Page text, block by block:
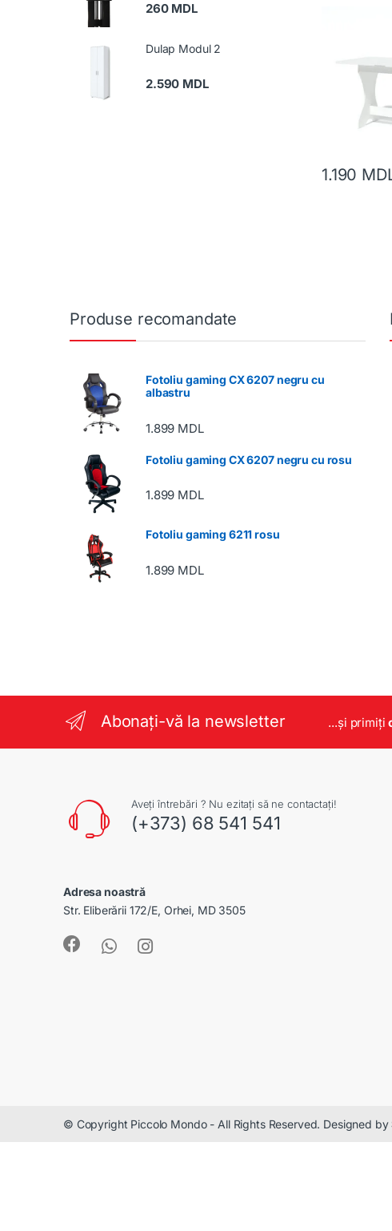
1.190
260 MDL
Dulap Modul 2
2.590 MDL
Produse recomandate
Fotoliu gaming CX 6207 negru cu
albastru
1.899 MDL
Fotoliu gaming CX 6207 negru cu rosu
1.899 MDL
Fotoliu gaming 6211 rosu
1.899 MDL
Abonați-vă la newsletter ...și primiți
Aveți întrebări ? Nu ezitați să ne contactați!
(+373) 68 541 541
Adresa noastră
Str. Eliberării 172/E, Orhei, MD 3505
© Copyright Piccolo Mondo - All Rights Reserved. Designed by